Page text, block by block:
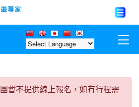
暫不提供線上報名，如有行程需